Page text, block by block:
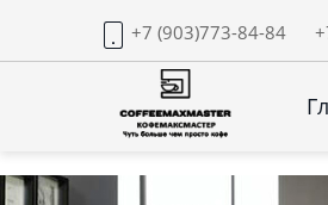
+7 (903)773-84-84